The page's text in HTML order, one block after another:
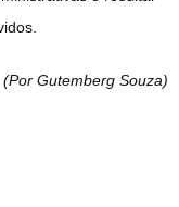
(Por Gutemberg Souza)